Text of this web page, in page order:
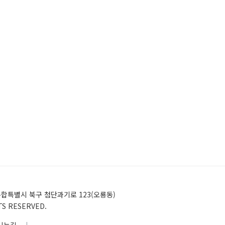
별시 북구 첨단과기로 123(오룡동)
RESERVED.